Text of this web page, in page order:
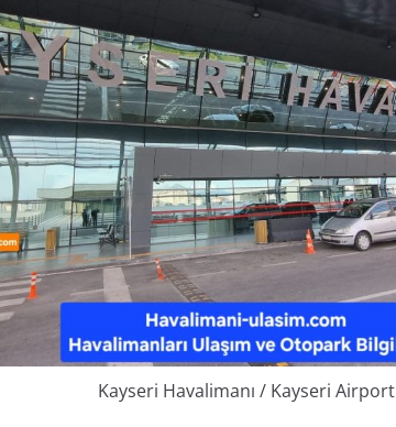
Kayseri Havalimanı / Kayseri Airport